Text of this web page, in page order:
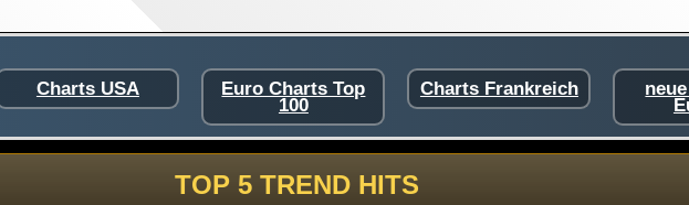
Charts USA Euro Charts Top
100
Charts Frankreich
TOP 5 TREND HITS